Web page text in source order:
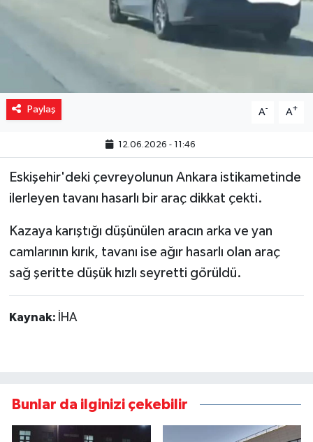
Paylaş A- A+
12.06.2026 - 11:46
Eskişehir'deki çevreyolunun Ankara istikametinde
ilerleyen tavanı hasarlı bir araç dikkat çekti.
Kazaya karıştığı düşünülen aracın arka ve yan
camlarının kırık, tavanı ise ağır hasarlı olan araç
sağ şeritte düşük hızlı seyretti görüldü.
Kaynak: İHA
Bunlar da ilginizi çekebilir